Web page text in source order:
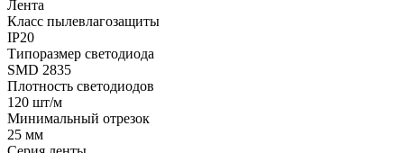
Лента
Класс пылевлагозащиты
IP20
Типоразмер светодиода
SMD 2835
Плотность светодиодов
120 шт/м
Минимальный отрезок
25 мм